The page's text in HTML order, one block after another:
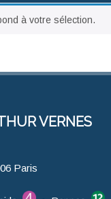
à votre sélection.
VERNES
Paris